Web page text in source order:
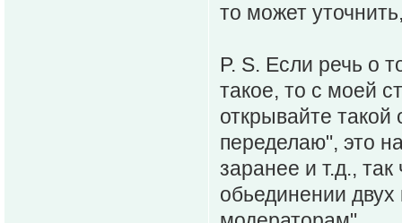
то может
P. S. Если речь о
такое, то с моей
открывайте такой
переделаю", это
заранее и т.д.,
обьединении